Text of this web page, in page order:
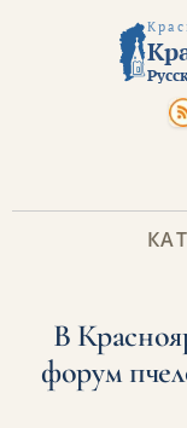
В
форум